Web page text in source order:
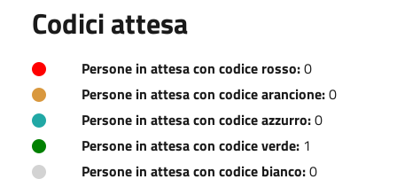
Codici attesa
Persone in attesa con codice rosso:0
Persone in attesa con codice arancione:0
Persone in attesa con codice azzurro:0
Persone in attesa con codice verde: 1
Persone in attesa con codice bianco:0